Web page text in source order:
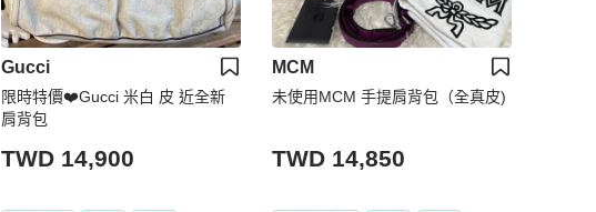
Gucci
限時特價❤️Gucci 米白 皮 近全新
肩背包
TWD 14,900
MCM
未使用MCM 手提肩背包（全真皮)
TWD 14,850